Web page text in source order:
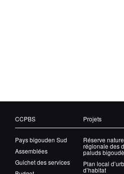
CCPBS
Pays bigouden Sud
Assemblées
Guichet des services
Projets
Réserve
régionale des
paluds
Plan local
d’habitat